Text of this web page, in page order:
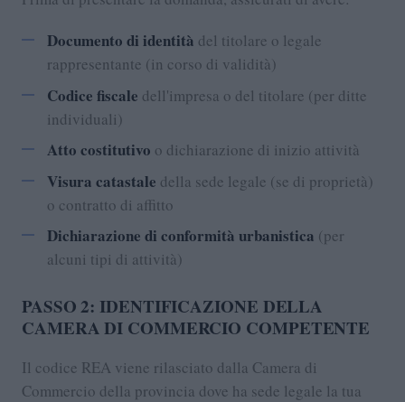
Documento di identità del titolare o legale
rappresentante (in corso di validità)
Codice fiscale dell'impresa o del titolare (per ditte
individuali)
Atto costitutivo o dichiarazione di inizio attività
Visura catastale della sede legale (se di proprietà)
o contratto di affitto
Dichiarazione di conformità urbanistica (per
alcuni tipi di attività)
PASSO 2: IDENTIFICAZIONE DELLA
CAMERA DI COMMERCIO COMPETENTE
Il codice REA viene rilasciato dalla Camera di
Commercio della provincia dove ha sede legale la tua